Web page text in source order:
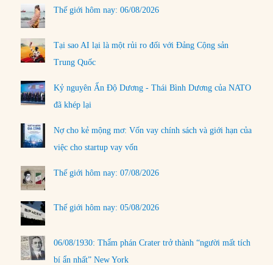
Thế giới hôm nay: 06/08/2026
Tại sao AI lại là một rủi ro đối với Đảng Cộng sản
Trung Quốc
Kỷ nguyên Ấn Độ Dương - Thái Bình Dương của NATO
đã khép lại
Nợ cho kẻ mộng mơ: Vốn vay chính sách và giới hạn của
việc cho startup vay vốn
Thế giới hôm nay: 07/08/2026
Thế giới hôm nay: 05/08/2026
06/08/1930: Thẩm phán Crater trở thành “người mất tích
bí ẩn nhất” New York